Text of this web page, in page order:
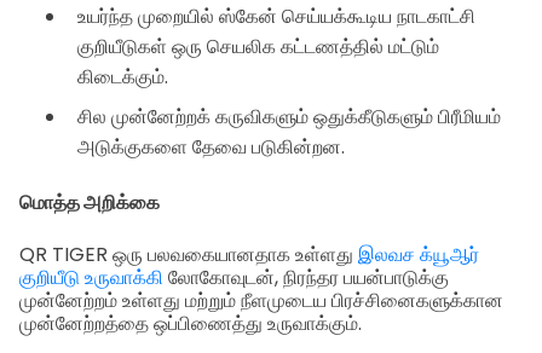
உயர்ந்த முறையில் ஸ்கேன் செய்யக்கூடிய நாடகாட்சி
குறியீடுகள் ஒரு செயலிக கட்டணத்தில் மட்டும்
கிடைக்கும்.
சில முன்னேற்றக் கருவிகளும் ஒதுக்கீடுகளும் பிரீமியம்
அடுக்குகளை தேவை படுகின்றன.
மொத்த அறிக்கை
QR TIGER ஒரு பலவகையானதாக உள்ளது இலவச க்யூஆர்
குறியீடு உருவாக்கி லோகோவுடன், நிரந்தர பயன்பாடுக்கு
முன்னேற்றம் உள்ளது மற்றும் நீளமுடைய பிரச்சினைகளுக்கான
முன்னேற்றத்தை ஒப்பிணைத்து உருவாக்கும்.